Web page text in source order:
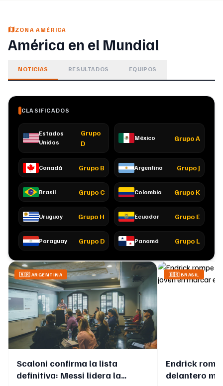
ZONA AMÉRICA
América en el Mundial
NOTICIAS RESULTADOS EQUIPOS
CLASIFICADOS
Estados
Unidos
Grupo
D
México GrupoA
Canadá Grupo B Argentina Grupo J
Brasil Grupo C Colombia Grupo K
Uruguay Grupo H Ecuador Grupo E
Paraguay Grupo D Panamá Grupo L
🇦🇷 ARGENTINA
Scaloni confirma la lista
definitiva: Messi lidera la
🇧🇷 BRASIL
Endrick
delantero